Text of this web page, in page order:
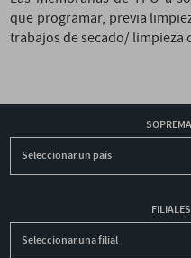
que programar, previa
trabajos de secado/ limpieza
Seleccionar un país
Seleccionar una filial